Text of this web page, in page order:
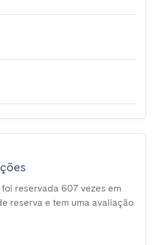
reservada 607 vezes em
reserva e tem uma avaliação